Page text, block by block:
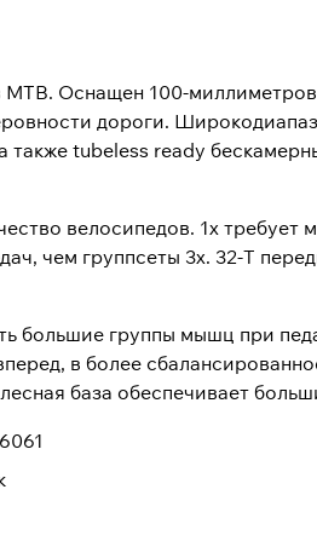
MTB. Оснащен 100-
дороги.
tubeless ready
велосипедов. 1x требует
чем группсеты 3x. 32-Т
большие группы мышц при
в более
база обеспечивает